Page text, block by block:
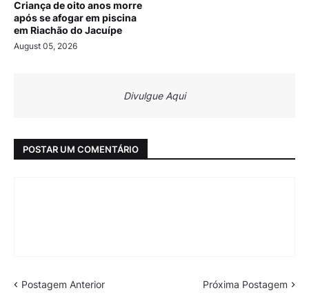
Criança de oito anos morre
após se afogar em piscina
em Riachão do Jacuípe
August 05, 2026
Divulgue Aqui
POSTAR UM COMENTÁRIO
Postagem Anterior Próxima Postagem